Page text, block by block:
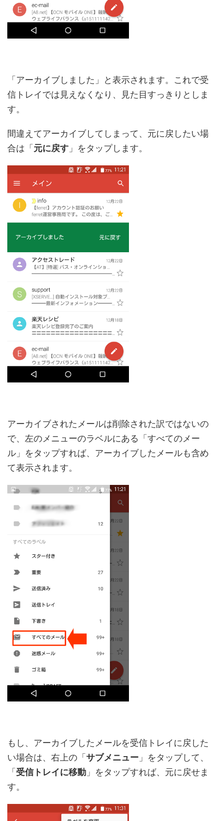
「アーカイブしました」と表示されます。これで受
信トレイでは見えなくなり、見た目すっきりとしま
す。
間違えてアーカイブしてしまって、元に戻したい場
合は「 元に戻す 」をタップします。
アーカイブされたメールは削除された訳ではないの
で、左のメニューのラベルにある「すべてのメー
ル」をタップすれば、アーカイブしたメールも含め
て表示されます。
もし、アーカイブしたメールを受信トレイに戻した
い場合は、右上の「 サブメニュー 」をタップして、
「 受信トレイに移動 」をタップすれば、元に戻せま
す。